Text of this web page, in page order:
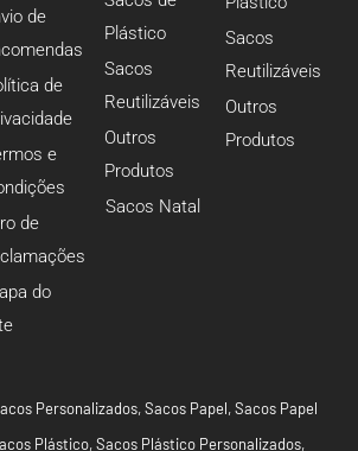
de
de
e
de
do
Plástico
Sacos
Reutilizáveis
Outros
Produtos
Sacos Natal
Sacos
Reutilizáveis
Outros
Produtos
Personalizados,Sacos Papel,Sacos Papel
Plástico,Sacos Plástico Personalizados,